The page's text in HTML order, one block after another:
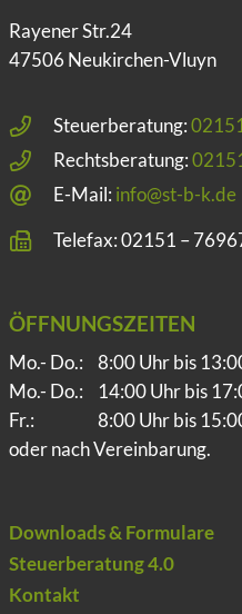
Rayener Str.24
47506 Neukirchen-Vluyn
Steuerberatung:
Rechtsberatung:
E-Mail: info@st-b-k.de
Telefax: 02151 –
ÖFFNUNGSZEITEN
Mo.- Do.:
8:00 Uhr bis
Mo.- Do.:
14:00 Uhr bis
Fr.:
8:00 Uhr bis
oder nach Vereinbarung.
Downloads & Formulare
Steuerberatung 4.0
Kontakt